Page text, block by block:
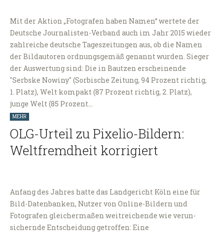
Mit der Aktion „Fotografen haben Namen“ wertete der
Deutsche Journalisten-Verband auch im Jahr 2015 wieder
zahlreiche deutsche Tageszeitungen aus, ob die Namen
der Bildautoren ordnungsgemäß genannt wurden. Sieger
der Auswertung sind: Die in Bautzen erscheinende
"Serbske Nowiny" (Sorbische Zeitung, 94 Prozent richtig,
1. Platz), Welt kompakt (87 Prozent richtig, 2. Platz),
junge Welt (85 Prozent…
MEHR
OLG-Urteil zu Pixelio-Bildern:
Weltfremdheit korrigiert
Anfang des Jahres hatte das Landgericht Köln eine für
Bild-Datenbanken, Nutzer von Online-Bildern und
Fotografen gleichermaßen weitreichende wie verun-
sichernde Entscheidung getroffen: Eine